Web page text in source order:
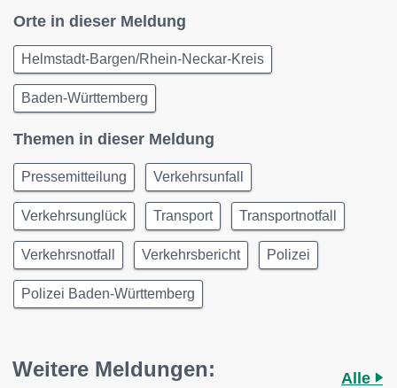
Orte in dieser Meldung
Helmstadt-Bargen/Rhein-Neckar-Kreis
Baden-Württemberg
Themen in dieser Meldung
Pressemitteilung Verkehrsunfall
Verkehrsunglück Transport Transportnotfall
Verkehrsnotfall Verkehrsbericht Polizei
Polizei Baden-Württemberg
Weitere Meldungen:
Alle